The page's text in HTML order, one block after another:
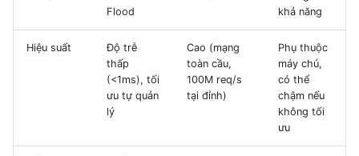
Flood
khả năng
Hiệu suất
Độ trễ
thấp
(<1ms), tối
ưu tự quản
lý
Cao (mạng
toàn cầu,
100M req/s
tại đỉnh)
Phụ thuộc
máy chủ,
có thể
chậm nếu
không tối
ưu